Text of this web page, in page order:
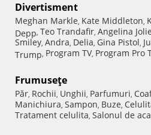
Divertisment
Meghan Markle, Kate Middleton,
Depp, Teo Trandafir, Angelina Jolie
Smiley, Andra, Delia, Gina Pistol,
Trump, Program TV, Program Pro
Frumuseţe
Păr, Rochii, Unghii, Parfumuri,
Manichiura, Sampon, Buze,
Tratament celulita, Salonul de